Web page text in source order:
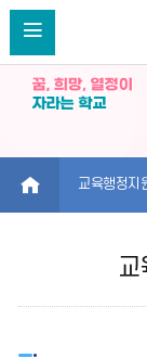
HOME 교육행정지
교